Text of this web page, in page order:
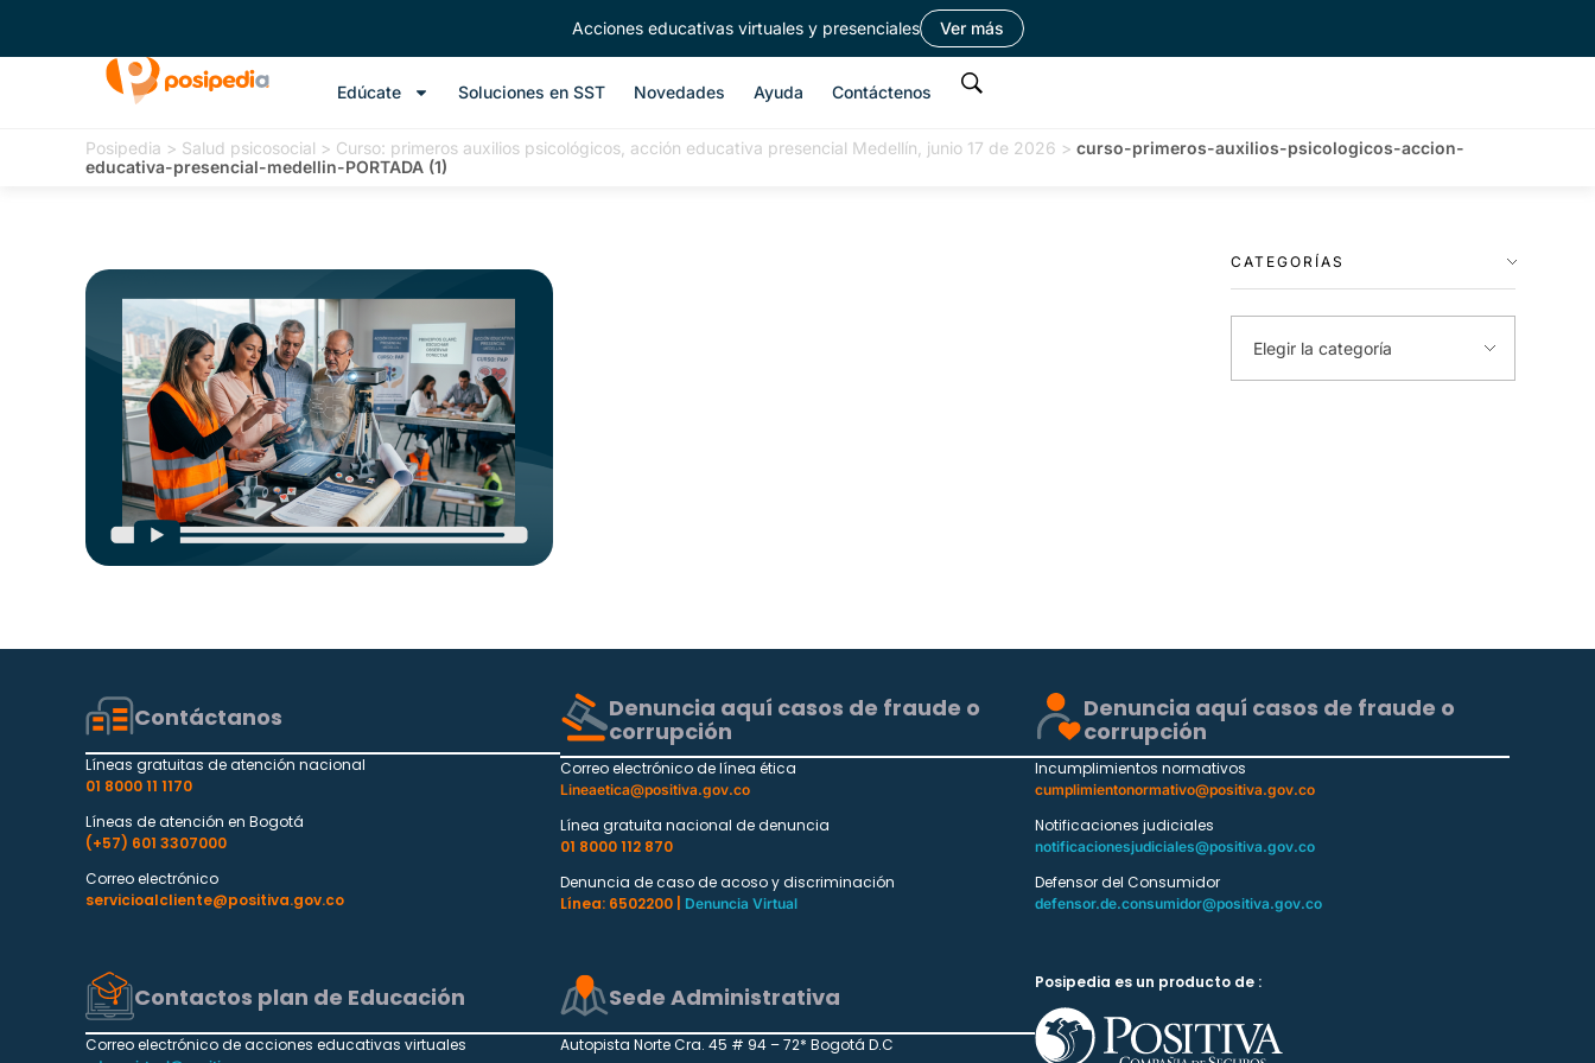
Acciones educativas virtuales y presenciales Ver más
Edúcate Soluciones en SST Novedades Ayuda Contáctenos
Posipedia > Salud psicosocial > Curso: primeros auxilios psicológicos, acción educativa presencial Medellín, junio 17 de 2026 > curso-primeros-auxilios-psicologicos-accion-
educativa-presencial-medellin-PORTADA (1)
CATEGORÍAS
Contáctanos
Líneas gratuitas de atención nacional
01 8000 11 1170
Líneas de atención en Bogotá
(+57) 601 3307000
Correo electrónico
servicioalcliente@positiva.gov.co
Denuncia aquí casos de fraude o
corrupción
Correo electrónico de línea ética
Lineaetica@positiva.gov.co
Línea gratuita nacional de denuncia
01 8000 112 870
Denuncia de caso de acoso y discriminación
Línea: 6502200 |
Denuncia Virtual
Denuncia aquí casos de fraude o
corrupción
Incumplimientos normativos
cumplimientonormativo@positiva.gov.co
Notificaciones judiciales
notificacionesjudiciales@positiva.gov.co
Defensor del Consumidor
defensor.de.consumidor@positiva.gov.co
Contactos plan de Educación
Correo electrónico de acciones educativas virtuales
Sede Administrativa
Autopista Norte Cra. 45 # 94 – 72* Bogotá D.C
Posipedia es un producto de :